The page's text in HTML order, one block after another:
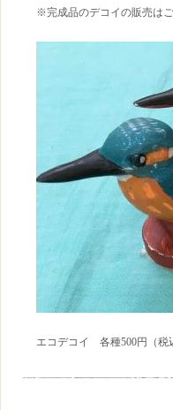
※完成品のデコイの販売はご
エコデコイ 各種500円（